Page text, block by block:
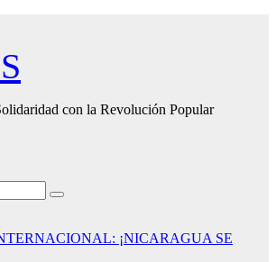
con la Revolución Popular
¡NICARAGUA SE